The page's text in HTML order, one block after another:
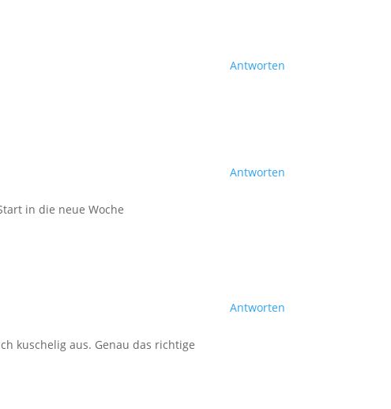
Antworten
in die neue Woche
Antworten
kuschelig aus. Genau das richtige
Antworten